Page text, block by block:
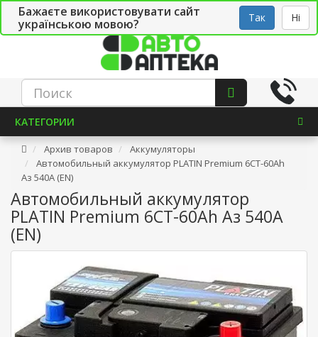
Бажаєте використовувати сайт
українською мовою?
Так Ні
СТО Укр
КАТЕГОРИИ
Архив товаров
Аккумуляторы
Автомобильный аккумулятор PLATIN Premium 6СТ-60Ah
Аз 540A (EN)
Автомобильный аккумулятор
PLATIN Premium 6СТ-60Ah Аз 540A
(EN)